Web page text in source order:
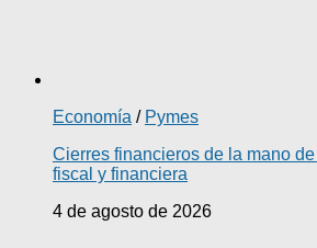
Economía / Pymes
Cierres financieros de la mano
fiscal y financiera
4 de agosto de 2026